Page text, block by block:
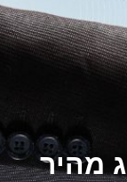
מהיר